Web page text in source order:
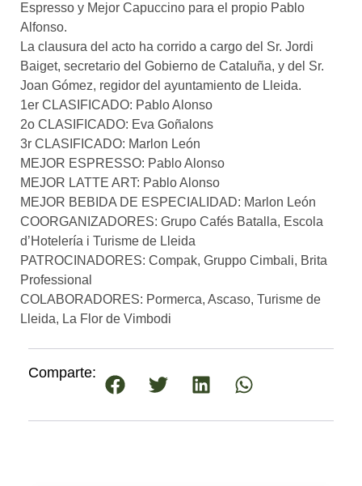
Espresso y Mejor Capuccino para el propio Pablo
Alfonso.
La clausura del acto ha corrido a cargo del Sr. Jordi
Baiget, secretario del Gobierno de Cataluña, y del Sr.
Joan Gómez, regidor del ayuntamiento de Lleida.
1er CLASIFICADO: Pablo Alonso
2o CLASIFICADO: Eva Goñalons
3r CLASIFICADO: Marlon León
MEJOR ESPRESSO: Pablo Alonso
MEJOR LATTE ART: Pablo Alonso
MEJOR BEBIDA DE ESPECIALIDAD: Marlon León
COORGANIZADORES: Grupo Cafés Batalla, Escola
d’Hotelería i Turisme de Lleida
PATROCINADORES: Compak, Gruppo Cimbali, Brita
Professional
COLABORADORES: Pormerca, Ascaso, Turisme de
Lleida, La Flor de Vimbodi
Comparte: